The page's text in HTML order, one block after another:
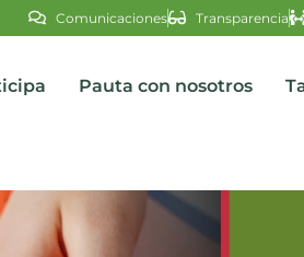
Comunicaciones Transparencia
Pauta con nosotros